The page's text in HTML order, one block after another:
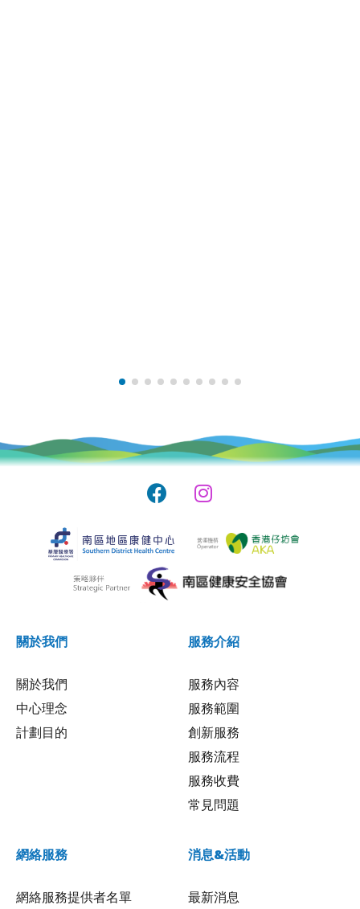
關於我們
關於我們
中心理念
計劃目的
服務介紹
服務內容
服務範圍
創新服務
服務流程
服務收費
常見問題
網絡服務
網絡服務提供者名單
消息&活動
最新消息